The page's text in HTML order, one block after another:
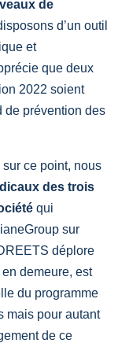
de
d’un outil
et
que deux
2022 soient
de prévention des
ce point, nous
des trois
qui
sur
déplore
demeure, est
du programme
mais pour autant
de ce